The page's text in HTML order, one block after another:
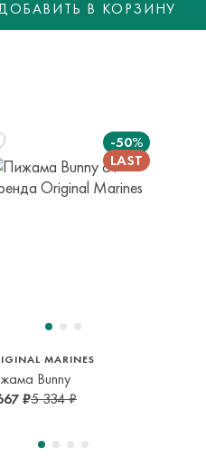
В КОРЗИНУсрок и
-50%
MARINES
Bunny
₽5 334 ₽